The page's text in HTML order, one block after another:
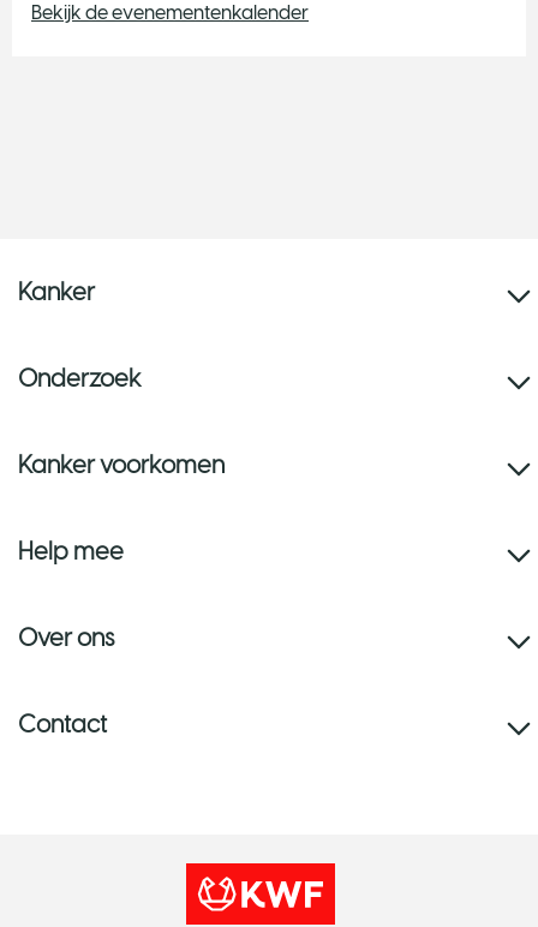
Bekijk de evenementenkalender
Kanker
Onderzoek
Kanker voorkomen
Help mee
Over ons
Contact